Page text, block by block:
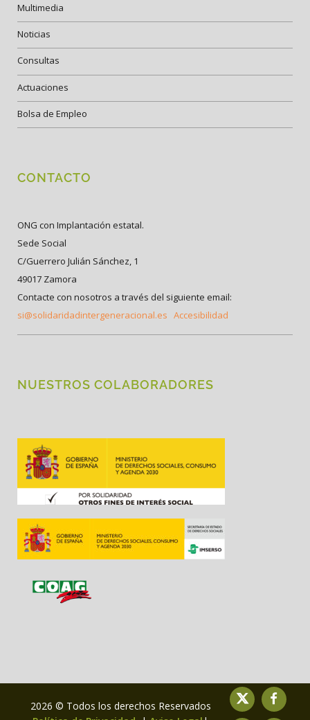
Multimedia
Noticias
Consultas
Actuaciones
Bolsa de Empleo
CONTACTO
ONG con Implantación estatal.
Sede Social
C/Guerrero Julián Sánchez, 1
49017 Zamora
Contacte con nosotros a través del siguiente email:
si@solidaridadintergeneracional.es Accesibilidad
NUESTROS COLABORADORES
2026 © Todos los derechos Reservados